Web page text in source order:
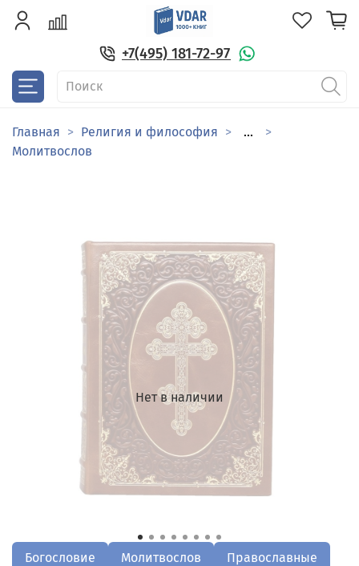
+7(495) 181-72-97
Главная Религия и философия
...
Молитвослов
Нет в наличии
Богословие Молитвослов Православные